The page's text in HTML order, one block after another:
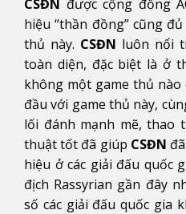
CSĐN được cộng đồng
hiệu “thần đồng” cũng
thủ này. CSĐN luôn nổi
toàn diện, đặc biệt là ở
không một game thủ
đầu với game thủ này,
lối đánh mạnh mẽ, thao
thuật tốt đã giúp CSĐN
hiệu ở các giải đấu quốc
địch Rassyrian gần đây
số các giải đấu quốc gia